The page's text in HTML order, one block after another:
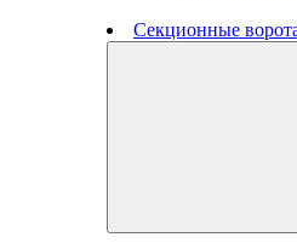
Секционные